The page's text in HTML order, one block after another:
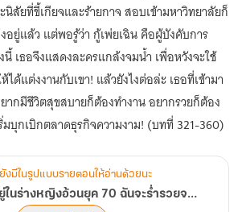
ด
จ
ม
70
ฉัน
จะ
ร่ำรวย
จาก
การ
เปิด
ตลาด
ธุรกิจ
ความ
งาม
ให้
ได้!
นิสัยที่ขี้เกียจและร้ายกาจ สอบเข้ามหาวิทยาลัยก็
อยู่แล้ว แต่พอรู้ว่า กู้เพ่ยเฉิน คือผู้บังคับการ
เธอจึงแสดงละครแกล้งจมน้ำ เพื่อหวังจะใช้
แต่งงานกับเขา! แล้วยังไงต่อล่ะ เธอที่เข้ามา
ากมีชีวิตสุขสบายก็ต้องทำงาน อยากรวยก็ต้อง
มบุกเบิกตลาดธุรกิจความงาม! (บทที่ 321-360)
งมีในรูปแบบรายตอนให้อ่านด้วยนะ
[จบ] ทะลุมิติมาอยู่ในร่างหญิงอ้วนยุค 70 ฉันจะร่ำรวยจากการเปิดตลาดธุรกิจความงามให้ได้!